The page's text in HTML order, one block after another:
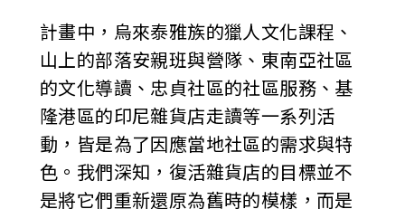
計畫中，烏來泰雅族的獵人文化課程、
山上的部落安親班與營隊、東南亞社區
的文化導讀、忠貞社區的社區服務、基
隆港區的印尼雜貨店走讀等一系列活
動，皆是為了因應當地社區的需求與特
色。我們深知，復活雜貨店的目標並不
是將它們重新還原為舊時的模樣，而是